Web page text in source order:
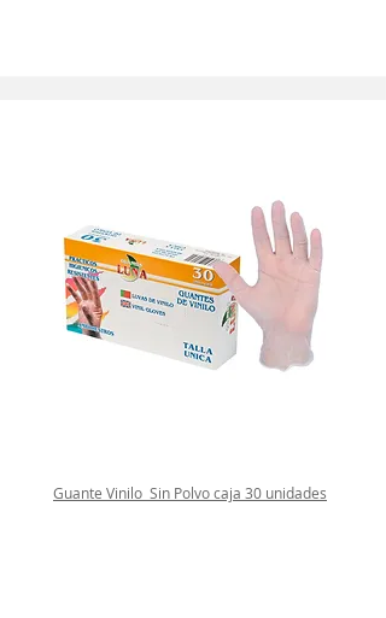
Guante Vinilo Sin Polvo caja 30 unidades